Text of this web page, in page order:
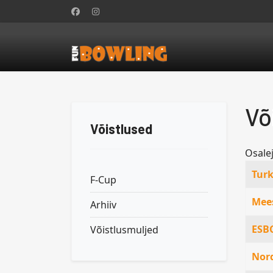
Võistlused
F-Cup
Arhiiv
Võistlusmuljed